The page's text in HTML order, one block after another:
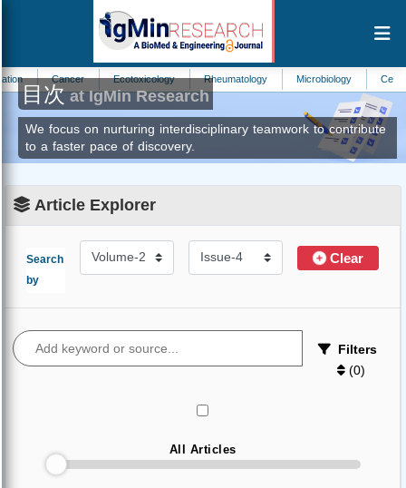
Cancer Ecotoxicology Rheumatology Microbiology Cellular
目次at IgMin Research
We focus on nurturing interdisciplinary teamwork to contribute
to a faster pace of discovery.
Article Explorer
Search
by
Clear
Filters
(0)
All Articles